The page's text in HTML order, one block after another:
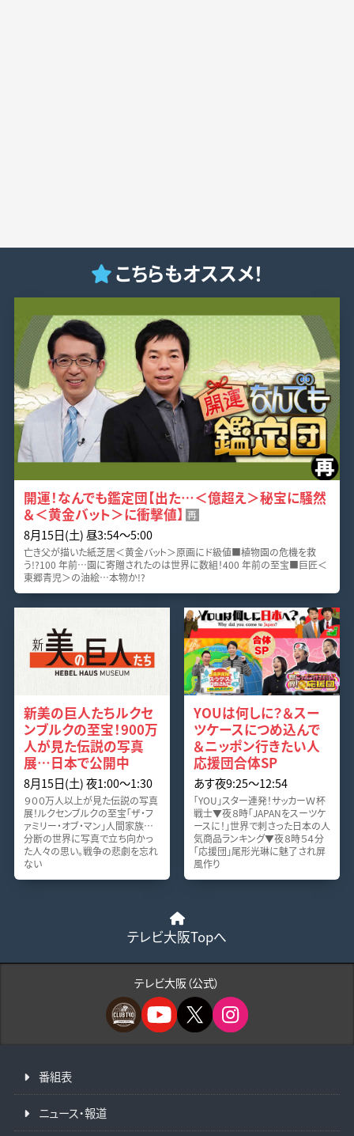
こちらもオススメ！
開運！なんでも鑑定団【出た…＜億超え＞秘宝に騒然
＆＜黄金バット＞に衝撃値】 再
8月15日(土) 昼3:54〜5:00
亡き父が描いた紙芝居＜黄金バット＞原画にド級値■植物園の危機を救
う!?100 年前…園に寄贈されたのは世界に数組！400 年前の至宝■巨匠＜
東郷青児＞の油絵…本物か!?
新美の巨人たちルクセ
ンブルクの至宝！900万
人が見た伝説の写真
展…日本で公開中
8月15日(土) 夜1:00〜1:30
９００万人以上が見た伝説の写真
展！ルクセンブルクの至宝「ザ・フ
ァミリー・オブ・マン」人間家族…
分断の世界に写真で立ち向かっ
た人々の思い。戦争の悲劇を忘れ
ない
YOUは何しに？＆スー
ツケースにつめ込んで
＆ニッポン行きたい人
応援団合体SP
あす夜9:25〜12:54
「YOU」スター連発！サッカーＷ杯
戦士▼夜８時「JAPANをスーツケ
ースに！」世界で刺さった日本の人
気商品ランキング▼夜８時５４分
「応援団」尾形光琳に魅了され屏
風作り
テレビ大阪Topへ
テレビ大阪（公式）
番組表
ニュース・報道